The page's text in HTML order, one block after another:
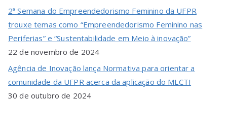
2ª Semana do Empreendedorismo Feminino da UFPR
trouxe temas como “Empreendedorismo Feminino nas
Periferias” e “Sustentabilidade em Meio à inovação”
22 de novembro de 2024
Agência de Inovação lança Normativa para orientar a
comunidade da UFPR acerca da aplicação do MLCTI
30 de outubro de 2024